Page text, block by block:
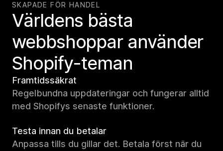
SKAPADE FÖR HANDEL
Världens bästa
webbshoppar använder
Shopify-teman
Framtidssäkrat
Regelbundna uppdateringar och fungerar alltid
med Shopifys senaste funktioner.
Testa innan du betalar
Anpassa tills du gillar det. Betala först när du